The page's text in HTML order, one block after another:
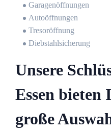
Garagenöffnungen
Autoöffnungen
Tresoröffnung
Diebstahlsicherung
Unsere
Essen bieten
große